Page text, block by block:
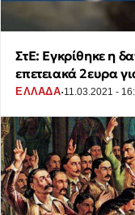
ΣτΕ: Εγκρίθηκε η
επετειακά 2ευρα
ΕΛΛΑΔΑ·11.03.2021 -